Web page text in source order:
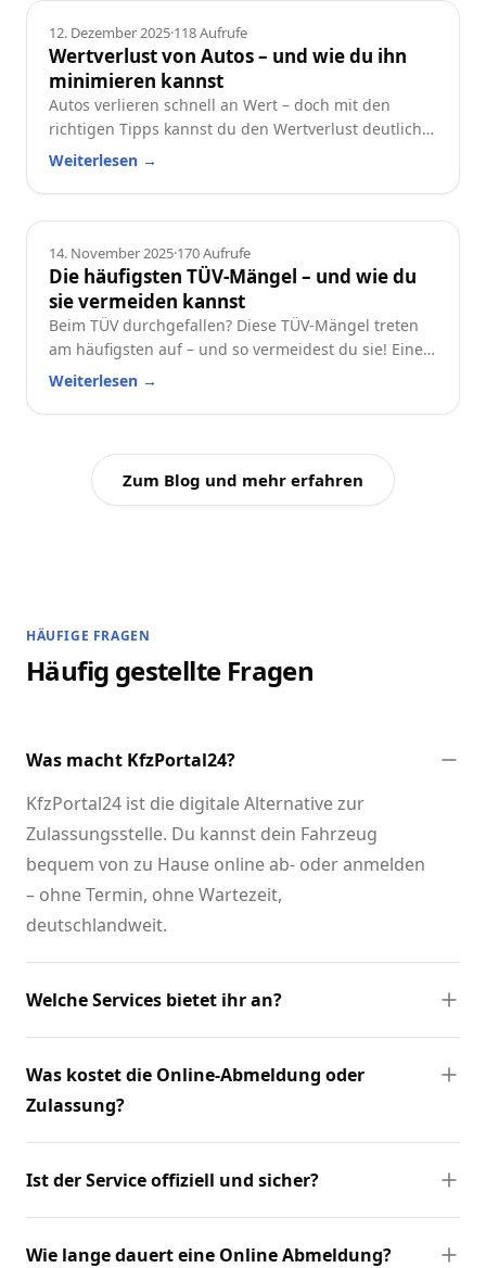
Ratgeber
12. Dezember 2025·118Aufrufe
Wertverlust von Autos – und wie du ihn
minimieren kannst
Autos verlieren schnell an Wert – doch mit den
richtigen Tipps kannst du den Wertverlust deutlich
reduzieren. Erfahre, welche Faktoren besonders
wertstabil hältst.
Weiterlesen →
Ratgeber
14. November 2025·170Aufrufe
Die häufigsten TÜV-Mängel – und wie du
sie vermeiden kannst
Beim TÜV durchgefallen? Diese TÜV-Mängel treten
am häufigsten auf – und so vermeidest du sie! Eine
praktische Checkliste für alle Autofahrer.
Weiterlesen →
Zum Blog und mehr erfahren
HÄUFIGE FRAGEN
Häufig gestellte Fragen
Was macht KfzPortal24?
KfzPortal24 ist die digitale Alternative zur
Zulassungsstelle. Du kannst dein Fahrzeug
bequem von zu Hause online ab- oder anmelden
– ohne Termin, ohne Wartezeit,
deutschlandweit.
Welche Services bietet ihr an?
Was kostet die Online-Abmeldung oder
Zulassung?
Ist der Service offiziell und sicher?
Wie lange dauert eine Online Abmeldung?